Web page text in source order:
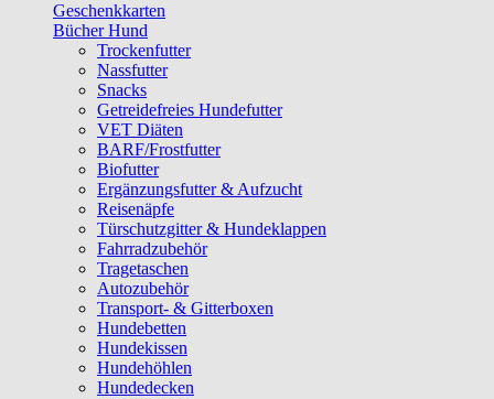
Geschenkkarten
Bücher Hund
Trockenfutter
Nassfutter
Snacks
Getreidefreies Hundefutter
VET Diäten
BARF/Frostfutter
Biofutter
Ergänzungsfutter & Aufzucht
Reisenäpfe
Türschutzgitter & Hundeklappen
Fahrradzubehör
Tragetaschen
Autozubehör
Transport- & Gitterboxen
Hundebetten
Hundekissen
Hundehöhlen
Hundedecken